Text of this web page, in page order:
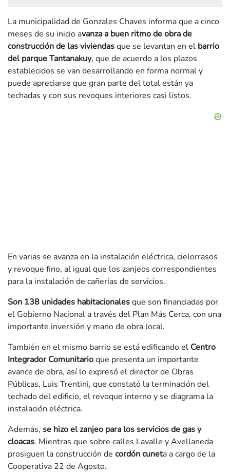
La municipalidad de Gonzales Chaves informa que a cinco
meses de su inicio avanza a buen ritmo de obra de
construcción de las viviendasque se levantan en el barrio
del parque Tantanakuy, que de acuerdo a los plazos
establecidos se van desarrollando en forma normal y
puede apreciarse que gran parte del total están ya
techadas y con sus revoques interiores casi listos.
En varias se avanza en la instalación eléctrica, cielorrasos
y revoque fino, al igual que los zanjeos correspondientes
para la instalación de cañerías de servicios.
Son 138 unidades habitacionalesque son financiadas por
el Gobierno Nacional a través del Plan Más Cerca, con una
importante inversión y mano de obra local.
También en el mismo barrio se está edificando el Centro
Integrador Comunitarioque presenta un importante
avance de obra, así lo expresó el director de Obras
Públicas, Luis Trentini, que constató la terminación del
techado del edificio, el revoque interno y se diagrama la
instalación eléctrica.
Además, se hizo el zanjeo para los servicios de gas y
cloacas. Mientras que sobre calles Lavalle y Avellaneda
prosiguen la construcción de cordón cuneta a cargo de la
Cooperativa 22 de Agosto.